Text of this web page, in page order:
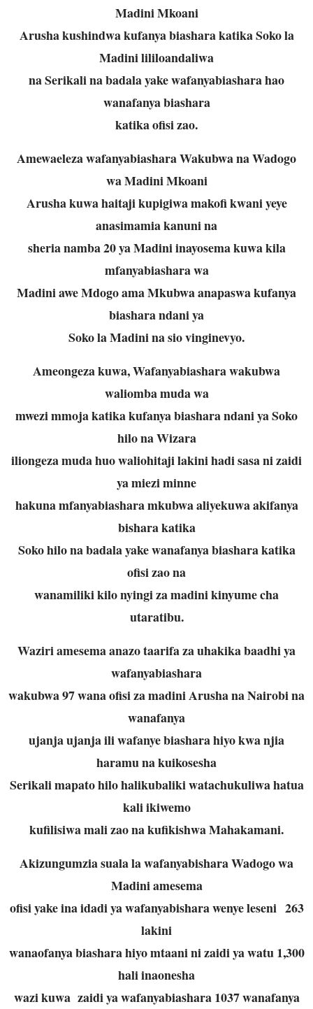
Madini Mkoani
Arusha kushindwa kufanya biashara katika Soko la
Madini lililoandaliwa
na Serikali na badala yake wafanyabiashara hao
wanafanya biashara
katika ofisi zao.
Amewaeleza wafanyabiashara Wakubwa na Wadogo
wa Madini Mkoani
Arusha kuwa haitaji kupigiwa makofi kwani yeye
anasimamia kanuni na
sheria namba 20 ya Madini inayosema kuwa kila
mfanyabiashara wa
Madini awe Mdogo ama Mkubwa anapaswa kufanya
biashara ndani ya
Soko la Madini na sio vinginevyo.
Ameongeza kuwa, Wafanyabiashara wakubwa
waliomba muda wa
mwezi mmoja katika kufanya biashara ndani ya Soko
hilo na Wizara
iliongeza muda huo waliohitaji lakini hadi sasa ni zaidi
ya miezi minne
hakuna mfanyabiashara mkubwa aliyekuwa akifanya
bishara katika
Soko hilo na badala yake wanafanya biashara katika
ofisi zao na
wanamiliki kilo nyingi za madini kinyume cha
utaratibu.
Waziri amesema anazo taarifa za uhakika baadhi ya
wafanyabiashara
wakubwa 97 wana ofisi za madini Arusha na Nairobi na
wanafanya
ujanja ujanja ili wafanye biashara hiyo kwa njia
haramu na kuikosesha
Serikali mapato hilo halikubaliki watachukuliwa hatua
kali ikiwemo
kufilisiwa mali zao na kufikishwa Mahakamani.
Akizungumzia suala la wafanyabishara Wadogo wa
Madini amesema
ofisi yake ina idadi ya wafanyabishara wenye leseni 263
lakini
wanaofanya biashara hiyo mtaani ni zaidi ya watu 1,300
hali inaonesha
wazi kuwa zaidi ya wafanyabiashara 1037 wanafanya